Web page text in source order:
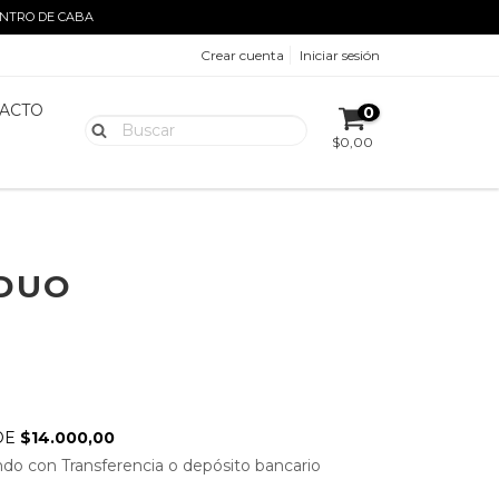
DE CABA
Crear cuenta Iniciar sesión
0
$0,00
$14.000,00
con Transferencia o depósito bancario